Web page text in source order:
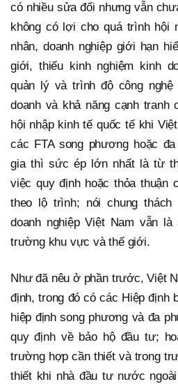
có nhiều sửa đổi nhưng vẫn
không có lợi cho quá trình hội
nhân, doanh nghiệp giới hạn
giới, thiếu kinh nghiệm kinh
quản lý và trình độ công
doanh và khả năng cạnh tranh
hội nhập kinh tế quốc tế khi
các FTA song phương hoặc
gia thì sức ép lớn nhất là từ
việc quy định hoặc thỏa thuận
theo lộ trình; nói chung
doanh nghiệp Việt Nam vẫn
trường khu vực và thế giới.
Như đã nêu ở phần trước, Việt
định, trong đó có các Hiệp định
hiệp định song phương và đa
quy định về bảo hộ đầu tư;
trường hợp cần thiết và trong
thiết khi nhà đầu tư nước